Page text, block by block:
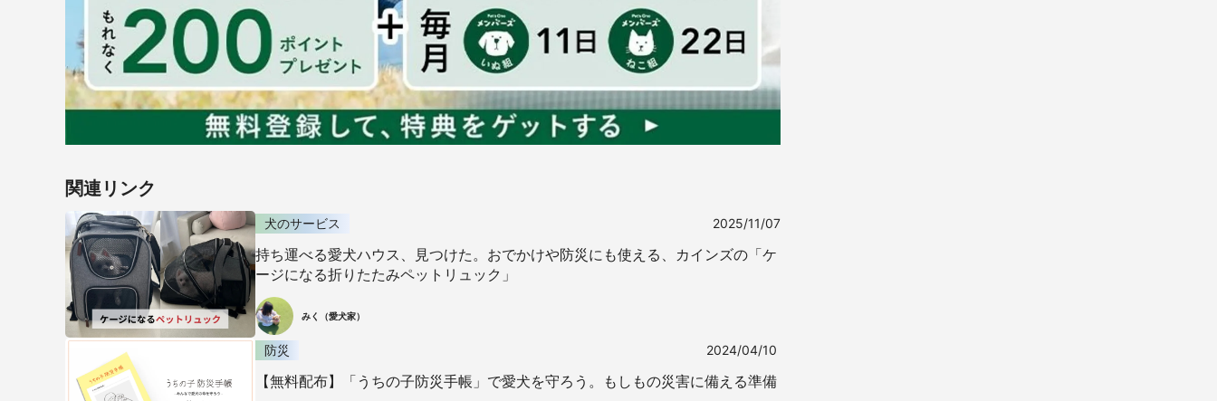
関連リンク
犬のサービス 2025/11/07
持ち運べる愛犬ハウス、見つけた。おでかけや防災にも使える、カインズの「ケ
ージになる折りたたみペットリュック」
みく（愛犬家）
防災 2024/04/10
【無料配布】「うちの子防災手帳」で愛犬を守ろう。もしもの災害に備える準備